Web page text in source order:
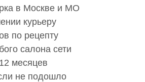
в Москве и МО
курьеру
по рецепту
салона сети
месяцев
не подошло